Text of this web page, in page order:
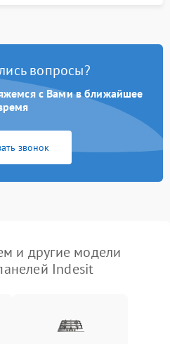
вопросы?
с Вами в ближайшее
звонок
и другие модели
Indesit